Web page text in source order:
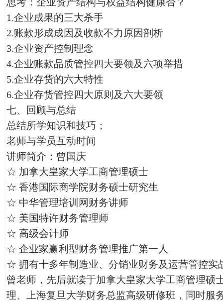
1.企业成果的三大杀手
2.账款形成成因及收款不力原因剖析
3.企业资产控制理念
4.企业账款品质管控四大要领及六项举措
5.企业存货的六大特性
6.企业存货管控四大原则及六大要领
七、回顾与总结
总结所学知识和技巧；
老师与学员互动时间
讲师简介：曾国庆
☆ 加拿大皇家大学工商管理硕士
☆ 香港国际商学院财务硕士研究生
☆ 中华管理培训网财务讲师
☆ 美国特许财务管理师
☆ 高级会计师
☆ 企业家赢利型财务管理推广第一人
☆ 拥有十多年制造业、分销业财务及运营管控实
曾老师，先后就读于加拿大皇家大学工商管理硕
理、上海复旦大学财务总监高级研修班，同时服